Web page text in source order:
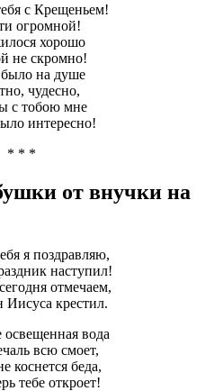
с Крещеньем!
огромной!
хорошо
не скромно!
на душе
чудесно,
с тобою мне
интересно!
* * *
от внучки на
я поздравляю,
наступил!
отмечаем,
крестил.
вода
всю смоет,
коснется беда,
тебе откроет!